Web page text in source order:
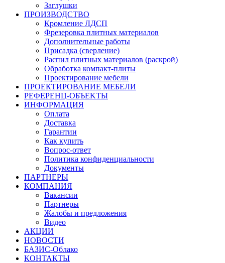
Заглушки
ПРОИЗВОДСТВО
Кромление ЛДСП
Фрезеровка плитных материалов
Дополнительные работы
Присадка (сверление)
Распил плитных материалов (раскрой)
Обработка компакт-плиты
Проектирование мебели
ПРОЕКТИРОВАНИЕ МЕБЕЛИ
РЕФЕРЕНЦ-ОБЪЕKТЫ
ИНФОРМАЦИЯ
Оплата
Доставка
Гарантии
Как купить
Вопрос-ответ
Политика конфиденциальности
Документы
ПАРТНЕРЫ
КОМПАНИЯ
Вакансии
Партнеры
Жалобы и предложения
Видео
АКЦИИ
НОВОСТИ
БАЗИС-Облако
КОНТАКТЫ